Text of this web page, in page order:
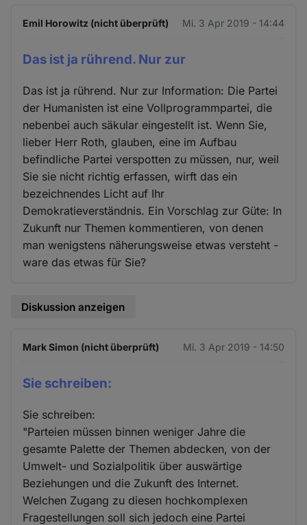
Emil Horowitz (nicht überprüft) Mi. 3 Apr 2019 - 14:44
Das ist ja rührend. Nur zur
Das ist ja rührend. Nur zur Information: Die Partei
der Humanisten ist eine Vollprogrammpartei, die
nebenbei auch säkular eingestellt ist. Wenn Sie,
lieber Herr Roth, glauben, eine im Aufbau
befindliche Partei verspotten zu müssen, nur, weil
Sie sie nicht richtig erfassen, wirft das ein
bezeichnendes Licht auf Ihr
Demokratieverständnis. Ein Vorschlag zur Güte: In
Zukunft nur Themen kommentieren, von denen
man wenigstens näherungsweise etwas versteht -
ware das etwas für Sie?
Diskussion anzeigen
Mark Simon (nicht überprüft) Mi. 3 Apr 2019 - 14:50
Sie schreiben:
Sie schreiben:
"Parteien müssen binnen weniger Jahre die
gesamte Palette der Themen abdecken, von der
Umwelt- und Sozialpolitik über auswärtige
Beziehungen und die Zukunft des Internet.
Welchen Zugang zu diesen hochkomplexen
Fragestellungen soll sich jedoch eine Partei